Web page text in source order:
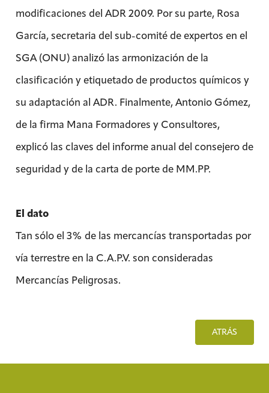
modificaciones del ADR 2009. Por su parte, Rosa
García, secretaria del sub-comité de expertos en el
SGA (ONU) analizó las armonización de la
clasificación y etiquetado de productos químicos y
su adaptación al ADR. Finalmente, Antonio Gómez,
de la firma Mana Formadores y Consultores,
explicó las claves del informe anual del consejero de
seguridad y de la carta de porte de MM.PP.
El dato
Tan sólo el 3% de las mercancías transportadas por
vía terrestre en la C.A.P.V. son consideradas
Mercancías Peligrosas.
ATRÁS